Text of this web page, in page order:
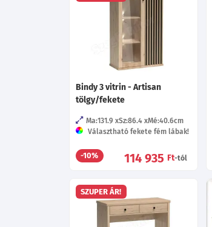
Bindy 3 vitrin - Artisan
tölgy/fekete
Ma:131.9 Sz:86.4 Mé:40.6cm
Választható fekete fém lábak!
-10% 114 935 Ft-tól
SZUPER ÁR!